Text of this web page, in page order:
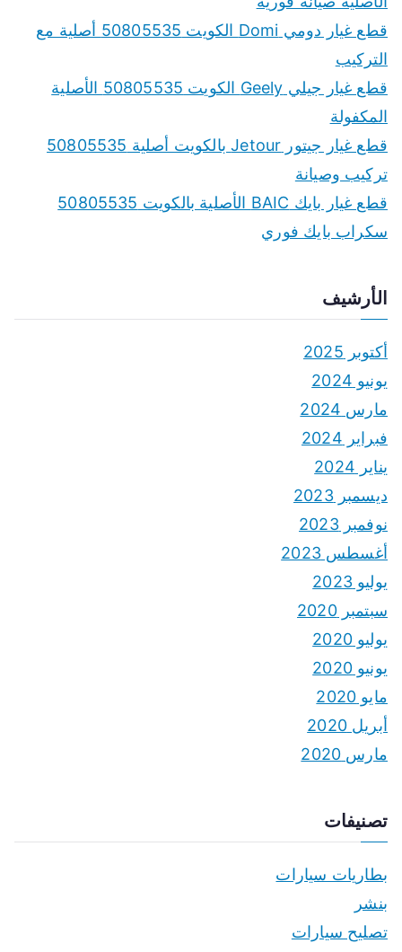
قطع غيار دومي Domi الكويت 50805535 أصلية مع
التركيب
قطع غيار جيلي Geely الكويت 50805535 الأصلية
المكفولة
قطع غيار جيتور Jetour بالكويت أصلية 50805535
تركيب وصيانة
قطع غيار بايك BAIC الأصلية بالكويت 50805535
سكراب بايك فوري
الأرشيف
أكتوبر 2025
يونيو 2024
مارس 2024
فبراير 2024
يناير 2024
ديسمبر 2023
نوفمبر 2023
أغسطس 2023
يوليو 2023
سبتمبر 2020
يوليو 2020
يونيو 2020
مايو 2020
أبريل 2020
مارس 2020
تصنيفات
بطاريات سيارات
بنشر
تصليح سيارات